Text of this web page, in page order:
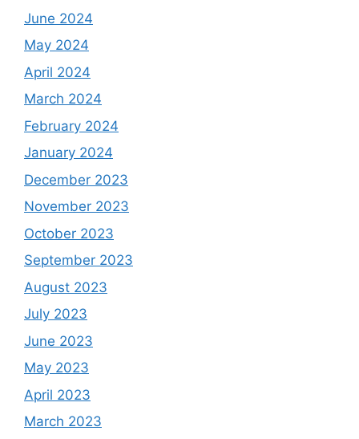
June 2024
May 2024
April 2024
March 2024
February 2024
January 2024
December 2023
November 2023
October 2023
September 2023
August 2023
July 2023
June 2023
May 2023
April 2023
March 2023